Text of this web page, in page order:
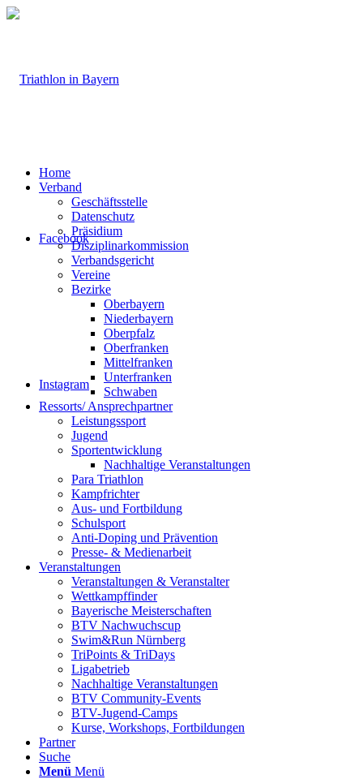
Facebook
Instagram
Home
Verband
Geschäftsstelle
Datenschutz
Präsidium
Disziplinarkommission
Verbandsgericht
Vereine
Bezirke
Oberbayern
Niederbayern
Oberpfalz
Oberfranken
Mittelfranken
Unterfranken
Schwaben
Ressorts/ Ansprechpartner
Leistungssport
Jugend
Sportentwicklung
Nachhaltige Veranstaltungen
Para Triathlon
Kampfrichter
Aus- und Fortbildung
Schulsport
Anti-Doping und Prävention
Presse- & Medienarbeit
Veranstaltungen
Veranstaltungen & Veranstalter
Wettkampffinder
Bayerische Meisterschaften
BTV Nachwuchscup
Swim&Run Nürnberg
TriPoints & TriDays
Ligabetrieb
Nachhaltige Veranstaltungen
BTV Community-Events
BTV-Jugend-Camps
Kurse, Workshops, Fortbildungen
Partner
Suche
Menü Menü